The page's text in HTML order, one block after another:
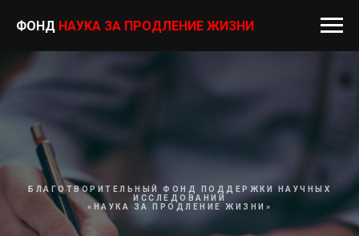
ФОНД НАУКА ЗА ПРОДЛЕНИЕ ЖИЗНИ
БЛАГОТВОРИТЕЛЬНЫЙ ФОНД ПОДДЕРЖКИ НАУЧНЫХ
ИССЛЕДОВАНИЙ
«НАУКА ЗА ПРОДЛЕНИЕ ЖИЗНИ»